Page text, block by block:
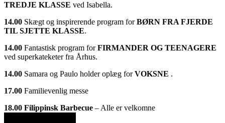
TREDJE KLASSE ved Isabella.
14.00 Skægt og inspirerende program forBØRN FRA FJERDE
TIL SJETTE KLASSE.
14.00 Fantastisk program forFIRMANDER OG TEENAGERE
ved superkateketer fra Århus.
14.00 Samara og Paulo holder oplæg forVOKSNE .
17.00 Familievenlig messe
18.00 Filippinsk Barbecue – Alle er velkomne